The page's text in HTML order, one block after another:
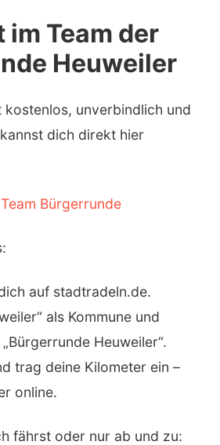
im Team der
Heuweiler
kostenlos, unverbindlich und
dich direkt hier
Bürgerrunde
auf stadtradeln.de.
als Kommune und
Heuweiler“.
trag deine Kilometer ein –
online.
fährst oder nur ab und zu: